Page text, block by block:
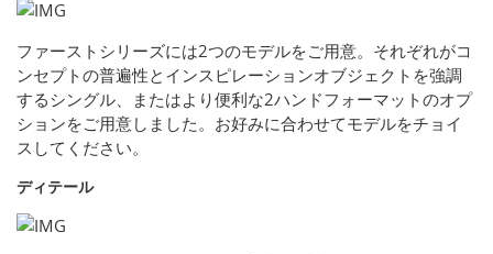
ファーストシリーズには2つのモデルをご用意。それぞれがコ
ンセプトの普遍性とインスピレーションオブジェクトを強調
するシングル、またはより便利な2ハンドフォーマットのオプ
ションをご用意しました。お好みに合わせてモデルをチョイ
スしてください。
ディテール